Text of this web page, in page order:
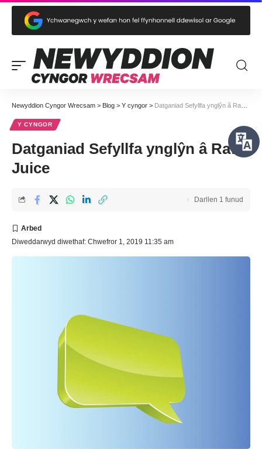
Newyddion Cyngor Wrecsam > Blog > Y cyngor > Datganiad Sefyllfa ynglŷn â Raw Juice
Y CYNGOR
Datganiad Sefyllfa ynglŷn â Raw
Juice
Diweddarwyd diwethaf: Chwefror 1, 2019 11:35 am
Darllen 1 funud